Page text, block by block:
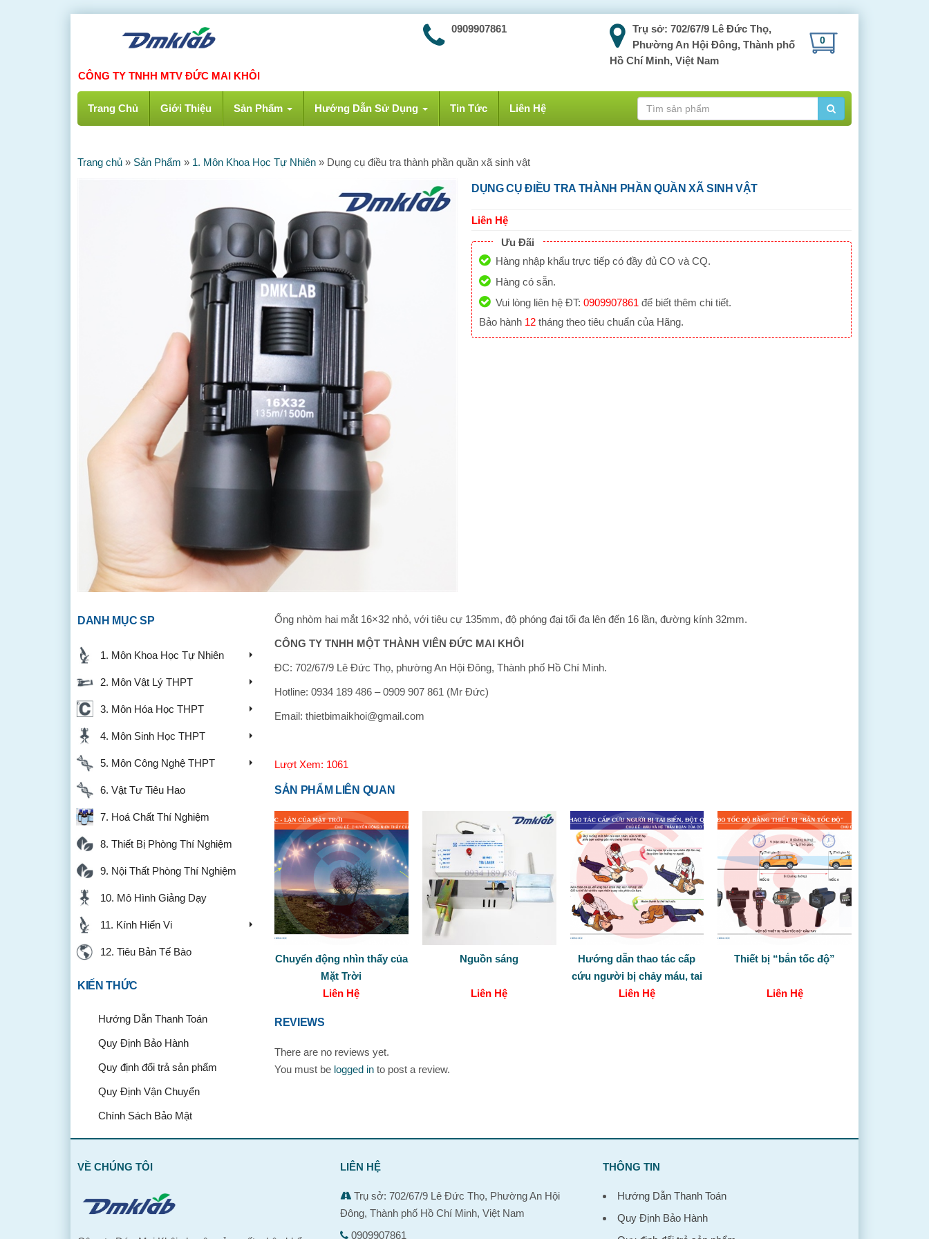
CÔNG TY TNHH MTV ĐỨC MAI KHÔI
0909907861
Trụ sở: 702/67/9 Lê Đức Thọ,
Phường An Hội Đông, Thành phố
Hồ Chí Minh, Việt Nam
0
Trang Chủ Giới Thiệu Sản Phẩm Hướng Dẫn Sử Dụng Tin Tức Liên Hệ
Trang chủ » Sản Phẩm » 1. Môn Khoa Học Tự Nhiên » Dụng cụ điều tra thành phần quần xã sinh vật
DỤNG CỤ ĐIỀU TRA THÀNH PHẦN QUẦN XÃ SINH VẬT
Liên Hệ
Ưu Đãi
Hàng nhập khẩu trực tiếp có đầy đủ CO và CQ.
Hàng có sẵn.
Vui lòng liên hệ ĐT: 0909907861 để biết thêm chi tiết.
Bảo hành 12 tháng theo tiêu chuẩn của Hãng.
DANH MỤC SP
1. Môn Khoa Học Tự Nhiên
2. Môn Vật Lý THPT
3. Môn Hóa Học THPT
4. Môn Sinh Học THPT
5. Môn Công Nghệ THPT
6. Vật Tư Tiêu Hao
7. Hoá Chất Thí Nghiệm
8. Thiết Bị Phòng Thí Nghiệm
9. Nội Thất Phòng Thí Nghiệm
10. Mô Hình Giảng Dạy
11. Kính Hiển Vi
12. Tiêu Bản Tế Bào
KIẾN THỨC
Hướng Dẫn Thanh Toán
Quy Định Bảo Hành
Quy định đổi trả sản phẩm
Quy Định Vận Chuyển
Chính Sách Bảo Mật
Ống nhòm hai mắt 16×32 nhỏ, với tiêu cự 135mm, độ phóng đại tối đa lên đến 16 lần, đường kính 32mm.
CÔNG TY TNHH MỘT THÀNH VIÊN ĐỨC MAI KHÔI
ĐC: 702/67/9 Lê Đức Thọ, phường An Hội Đông, Thành phố Hồ Chí Minh.
Hotline: 0934 189 486 – 0909 907 861 (Mr Đức)
Email: thietbimaikhoi@gmail.com
Lượt Xem: 1061
SẢN PHẨM LIÊN QUAN
Chuyển động nhìn thấy của
Mặt Trời
Liên Hệ
Nguồn sáng
Liên Hệ
Hướng dẫn thao tác cấp
cứu người bị chảy máu, tai
biến, đột quỵ
Liên Hệ
Thiết bị “bắn tốc độ”
Liên Hệ
REVIEWS
There are no reviews yet.
You must be logged in to post a review.
VỀ CHÚNG TÔI LIÊN HỆ
Trụ sở: 702/67/9 Lê Đức Thọ, Phường An Hội
Đông, Thành phố Hồ Chí Minh, Việt Nam
0909907861
THÔNG TIN
Hướng Dẫn Thanh Toán
Quy Định Bảo Hành